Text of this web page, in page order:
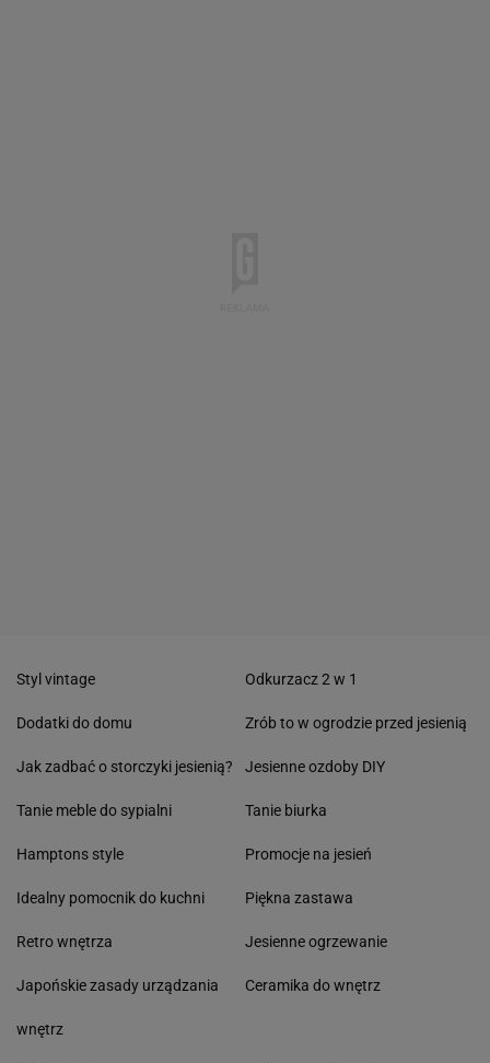
Styl vintage
Dodatki do domu
Jak zadbać o storczyki jesienią?
Tanie meble do sypialni
Hamptons style
Idealny pomocnik do kuchni
Retro wnętrza
Japońskie zasady urządzania
wnętrz
Odkurzacz 2 w 1
Zrób to w ogrodzie przed jesienią
Jesienne ozdoby DIY
Tanie biurka
Promocje na jesień
Piękna zastawa
Jesienne ogrzewanie
Ceramika do wnętrz